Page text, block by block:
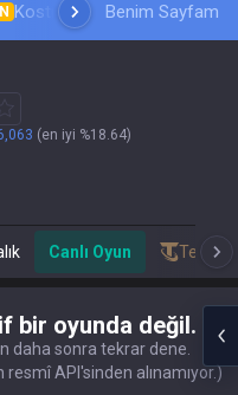
N Kostüm sıralamasıBenim Sayfam
(en iyi %18.64)
Canlı Oyun
bir oyunda değil.
daha sonra tekrar dene.
resmî API'sinden alınamıyor.)